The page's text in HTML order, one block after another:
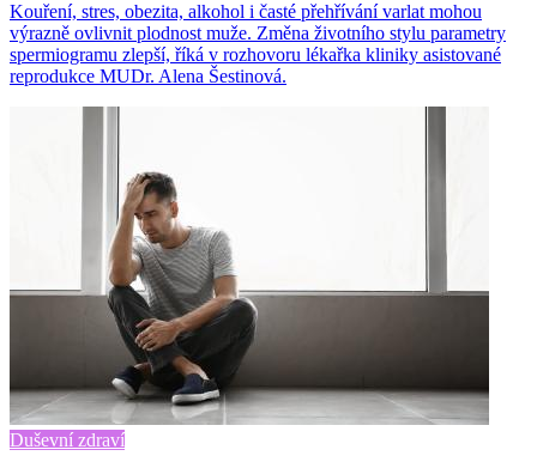
Kouření, stres, obezita, alkohol i časté přehřívání varlat mohou
výrazně ovlivnit plodnost muže. Změna životního stylu parametry
spermiogramu zlepší, říká v rozhovoru lékařka kliniky asistované
reprodukce MUDr. Alena Šestinová.
Duševní zdraví